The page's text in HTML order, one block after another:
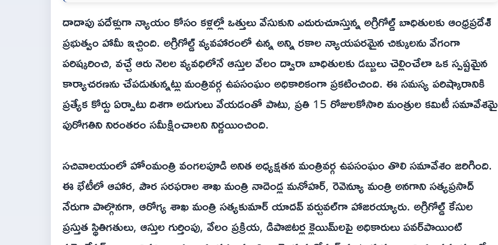
దాదాపు పదేళ్లుగా న్యాయం కోసం కళ్లల్లో ఒత్తులు వేసుకుని ఎదురుచూస్తున్న అగ్రిగోల్డ్ బాధితులకు ఆంధ్రప్రదేశ్
ప్రభుత్వం హామీ ఇచ్చింది. అగ్రిగోల్డ్ వ్యవహారంలో ఉన్న అన్ని రకాల న్యాయపరమైన చిక్కులను వేగంగా
పరిష్కరించి, వచ్చే ఆరు నెలల వ్యవధిలోనే ఆస్తుల వేలం ద్వారా బాధితులకు డబ్బులు చెల్లించేలా ఒక స్పష్టమైన
కార్యాచరణను చేపడుతున్నట్లు మంత్రివర్గ ఉపసంఘం అధికారికంగా ప్రకటించింది. ఈ సమస్య పరిష్కారానికి
ప్రత్యేక కోర్టు ఏర్పాటు దిశగా అడుగులు వేయడంతో పాటు, ప్రతి 15 రోజులకోసారి మంత్రుల కమిటీ సమావేశమై
పురోగతిని నిరంతరం సమీక్షించాలని నిర్ణయించింది.
సచివాలయంలో హోంమంత్రి వంగలపూడి అనిత అధ్యక్షతన మంత్రివర్గ ఉపసంఘం తొలి సమావేశం జరిగింది.
ఈ భేటీలో ఆహార, పౌర సరఫరాల శాఖ మంత్రి నాదెండ్ల మనోహర్, రెవెన్యూ మంత్రి అనగాని సత్యప్రసాద్
నేరుగా పాల్గొనగా, ఆరోగ్య శాఖ మంత్రి సత్యకుమార్ యాదవ్ వర్చువల్‌గా హాజరయ్యారు. అగ్రిగోల్డ్ కేసుల
ప్రస్తుత స్థితిగతులు, ఆస్తుల గుర్తింపు, వేలం ప్రక్రియ, డిపాజిటర్ల క్లెయిమ్‌లపై అధికారులు పవర్‌పాయింట్